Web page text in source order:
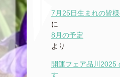
7月25日生まれの皆様
に
8月の予定
より
開運フェア品川2025
す